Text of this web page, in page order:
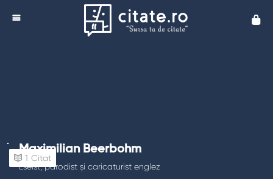
Maximilian Beerbohm
Eseist, parodist și caricaturist englez
1 Citat